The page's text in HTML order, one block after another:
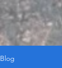
Blog